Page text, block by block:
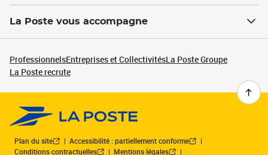
La Poste vous accompagne
ProfessionnelsEntreprises et CollectivitésLa Poste Groupe
La Poste recrute
Plan du site
Accessibilité : partiellement conforme
Conditions contractuelles
Mentions légales